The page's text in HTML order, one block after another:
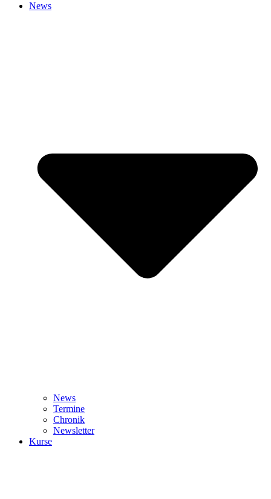
News
News
Termine
Chronik
Newsletter
Kurse